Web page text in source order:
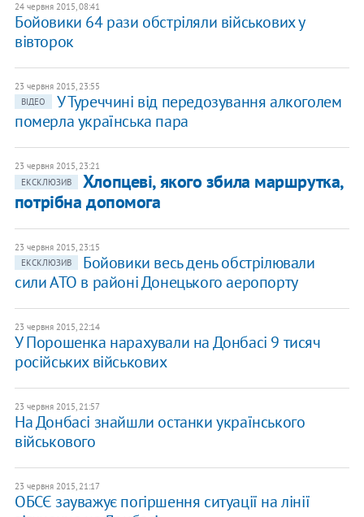
24 червня 2015, 08:41
Бойовики 64 рази обстріляли військових у
вівторок
23 червня 2015, 23:55
ВІДЕО
У Туреччині від передозування алкоголем
померла українська пара
23 червня 2015, 23:21
ЕКСКЛЮЗИВ
Хлопцеві, якого збила маршрутка,
потрібна допомога
23 червня 2015, 23:15
ЕКСКЛЮЗИВ
Бойовики весь день обстрілювали
сили АТО в районі Донецького аеропорту
23 червня 2015, 22:14
У Порошенка нарахували на Донбасі 9 тисяч
російських військових
23 червня 2015, 21:57
На Донбасі знайшли останки українського
військового
23 червня 2015, 21:17
ОБСЄ зауважує погіршення ситуації на лінії